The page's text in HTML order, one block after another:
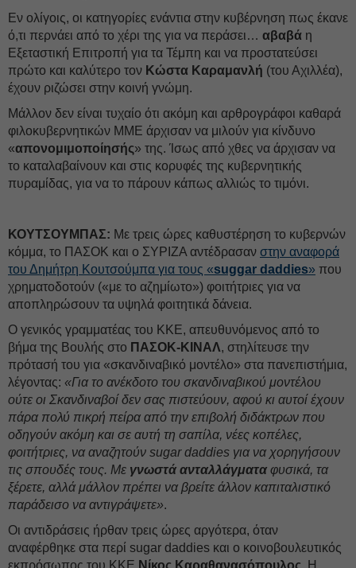
Εν ολίγοις, οι κατηγορίες ενάντια στην κυβέρνηση πως έκανε
ό,τι περνάει από το χέρι της για να περάσει… αβαβά η
Εξεταστική Επιτροπή για τα Τέμπη και να προστατεύσει
πρώτο και καλύτερο τον Κώστα Καραμανλή (του Αχιλλέα),
έχουν ριζώσει στην κοινή γνώμη.
Μάλλον δεν είναι τυχαίο ότι ακόμη και αρθρογράφοι καθαρά
φιλοκυβερνητικών ΜΜΕ άρχισαν να μιλούν για κίνδυνο
«απονομιμοποίησής» της. Ίσως από χθες να άρχισαν να
το καταλαβαίνουν και στις κορυφές της κυβερνητικής
πυραμίδας, για να το πάρουν κάπως αλλιώς το τιμόνι.
ΚΟΥΤΣΟΥΜΠΑΣ: Με τρεις ώρες καθυστέρηση το κυβερνών
κόμμα, το ΠΑΣΟΚ και ο ΣΥΡΙΖΑ αντέδρασαν στην αναφορά
του Δημήτρη Κουτσούμπα για τους «suggar daddies» που
χρηματοδοτούν («με το αζημίωτο») φοιτήτριες για να
αποπληρώσουν τα υψηλά φοιτητικά δάνεια.
Ο γενικός γραμματέας του ΚΚΕ, απευθυνόμενος από το
βήμα της Βουλής στο ΠΑΣΟΚ-ΚΙΝΑΛ, στηλίτευσε την
πρότασή του για «σκανδιναβικό μοντέλο» στα πανεπιστήμια,
λέγοντας: «Για το ανέκδοτο του σκανδιναβικού μοντέλου
ούτε οι Σκανδιναβοί δεν σας πιστεύουν, αφού κι αυτοί έχουν
πάρα πολύ πικρή πείρα από την επιβολή διδάκτρων που
οδηγούν ακόμη και σε αυτή τη σαπίλα, νέες κοπέλες,
φοιτήτριες, να αναζητούν sugar daddies για να χορηγήσουν
τις σπουδές τους. Με γνωστά ανταλλάγματα φυσικά, τα
ξέρετε, αλλά μάλλον πρέπει να βρείτε άλλον καπιταλιστικό
παράδεισο να αντιγράψετε».
Οι αντιδράσεις ήρθαν τρεις ώρες αργότερα, όταν
αναφέρθηκε στα περί sugar daddies και ο κοινοβουλευτικός
εκπρόσωπος του ΚΚΕ Νίκος Καραθανασόπουλος . Η